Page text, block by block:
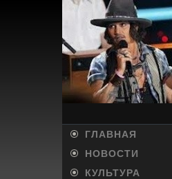
ГЛАВНАЯ
НОВОСТИ
КУЛЬТУРА